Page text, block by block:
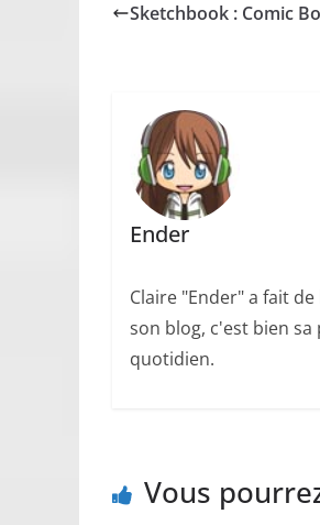
Sketchbook : Comic
Ender
Claire "Ender" a fait
son blog, c'est bien
quotidien.
Vous